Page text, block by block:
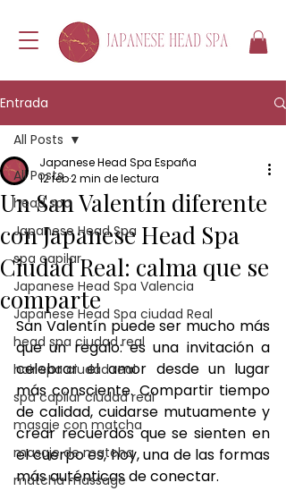
Entrada
All Posts
head spa
Japanese Head Spa
spa capilar
Japanese Head Spa Valencia
Japanese Head Spa ciudad Real
head spa ciudad real
hair spa ciudad real
spa capilar ciudad real
masaje con matcha
masaje de matcha
matcha massage
All Posts
Un San Valentín diferente
con Japanese Head Spa
Ciudad Real: calma que se
comparte
Japanese Head Spa España
12 feb2 min de lectura
San Valentín puede ser mucho más
que un regalo: es una invitación a
celebrar el amor desde un lugar
más consciente. Compartir tiempo
de calidad, cuidarse mutuamente y
crear recuerdos que se sienten en
el cuerpo es, hoy, una de las formas
más auténticas de conectar.